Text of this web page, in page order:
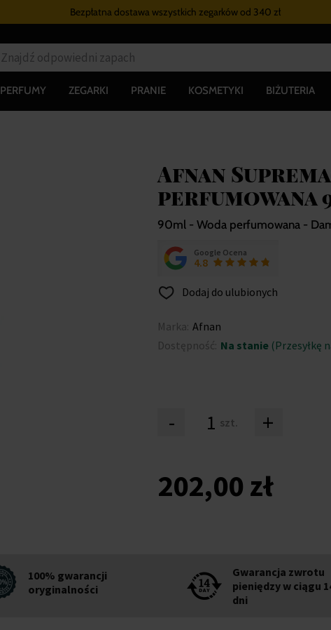
Bezpłatna dostawa wszystkich zegarkówod 340 zł
PERFUMY ZEGARKI PRANIE KOSMETYKI BIŻUTERIA
Afnan
perfumowana
90ml - Woda perfumowana -
Google Ocena
4.8
Dodaj do ulubionych
Marka: Afnan
Dostępność: Na stanie(Przesyłkę
- szt. +
202,00 zł
100% gwarancji
oryginalności
Gwarancja zwrotu
pieniędzy w ciągu
dni